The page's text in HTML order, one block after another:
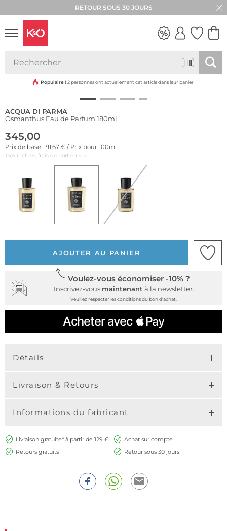
RETOUR SOUS 30 JOURS
VIBES
Populaire ! 2 personnes ont actuellement cet article dans leur panier
ACQUA DI PARMA
Osmanthus Eau de Parfum 180ml
345,00
Prix de base: 191,67 € / Prix pour 100ml
TVA incluse, frais de port en sus
AJOUTER AU PANIER
Voulez-vous économiser -10% ?
Inscrivez-vous maintenant à la newsletter.
Veuillez respecter les conditions du bon d'achat.
Détails
Livraison & Retours
Informations du fabricant
Livraison gratuite* à partir de 129 €
Achat sur compte
Retours gratuits
Retour sous 30 jours